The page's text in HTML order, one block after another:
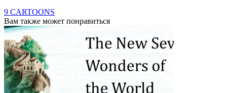
9 CARTOONS
Вам также может понравиться